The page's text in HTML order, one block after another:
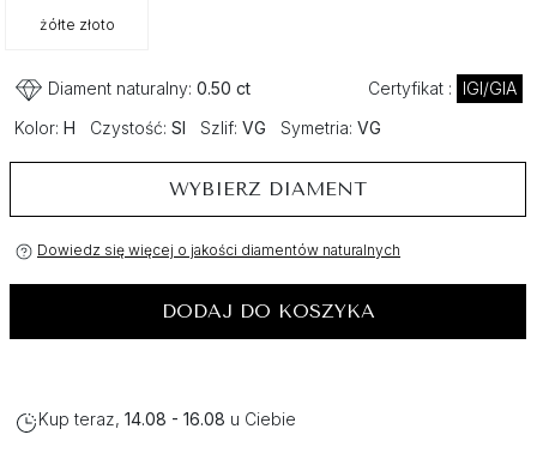
żółte złoto
Diament naturalny: 0.50 ct Certyfikat :
IGI/GIA
Kolor: H Czystość: SI Szlif: VG Symetria: VG
WYBIERZ DIAMENT
Dowiedz się więcej o jakości diamentów naturalnych
DODAJ DO KOSZYKA
Kup teraz, 14.08 - 16.08 u Ciebie